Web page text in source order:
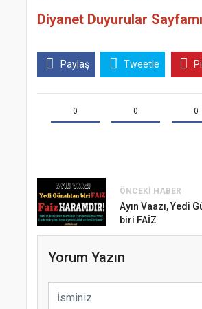
Diyanet Duyurular
Paylaş Tweetle
0 0 0
ÖNCEKI HABER
Ayın Vaazı, Yedi
biri FAİZ
Yorum Yazın
Samsun
Etkinliği
Türkiye’de
koparıyor mu?